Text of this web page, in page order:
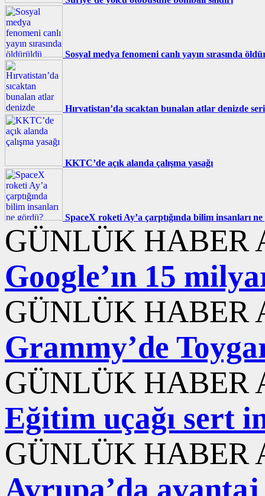
Sosyal medya fenomeni canlı yayın sırasında
Hırvatistan’da sıcaktan bunalan atlar denizde
KKTC’de açık alanda çalışma yasağı
SpaceX roketi Ay’a çarptığında bilim insanları
GÜNLÜK HABER
Google’ın 15
GÜNLÜK HABER
Grammy’de
GÜNLÜK HABER
Eğitim uçağı sert
GÜNLÜK HABER
Avrupa’da